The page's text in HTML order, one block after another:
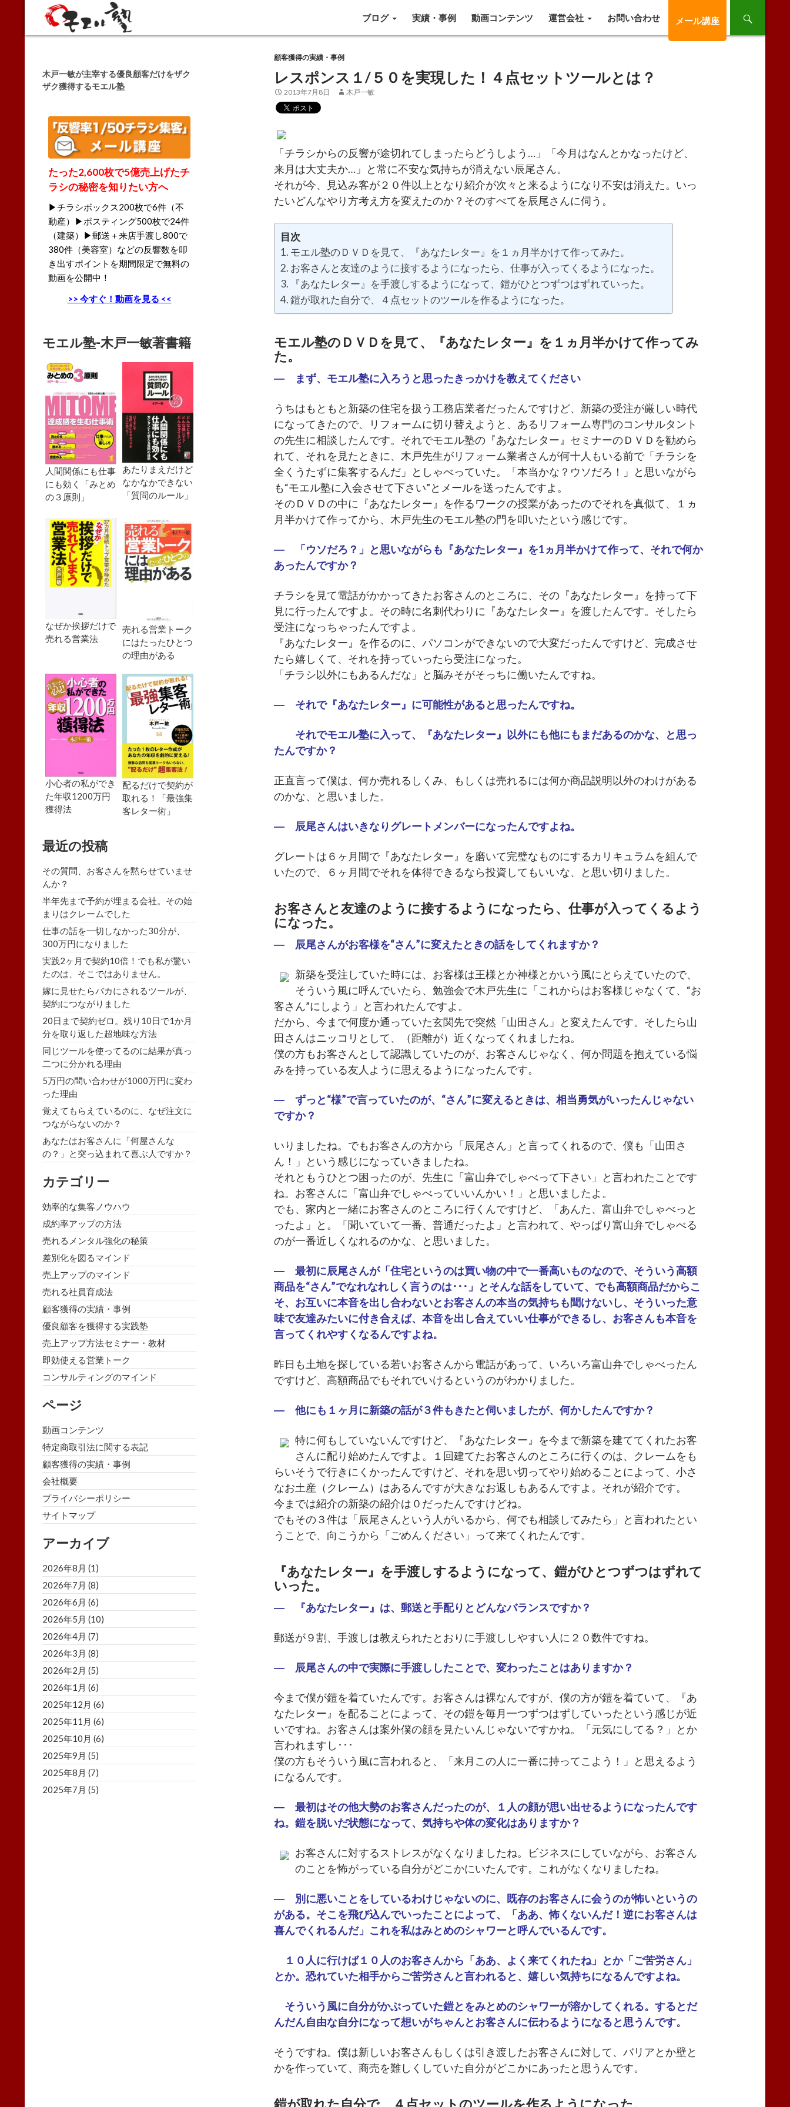
Search
ブログ
実績・事例 動画コンテンツ 運営会社 お問い合わせ メール講座
顧客獲得の実績・事例
レスポンス１/５０を実現した！４点セットツールとは？
2013年7月8日 木戸一敏
「チラシからの反響が途切れてしまったらどうしよう…」「今月はなんとかなったけど、
来月は大丈夫か…」と常に不安な気持ちが消えない辰尾さん。
それが今、見込み客が２０件以上となり紹介が次々と来るようになり不安は消えた。いっ
たいどんなやり方考え方を変えたのか？そのすべてを辰尾さんに伺う。
目次
モエル塾のＤＶＤを見て、『あなたレター』を１ヵ月半かけて作ってみた。
お客さんと友達のように接するようになったら、仕事が入ってくるようになった。
『あなたレター』を手渡しするようになって、鎧がひとつずつはずれていった。
鎧が取れた自分で、４点セットのツールを作るようになった。
モエル塾のＤＶＤを見て、『あなたレター』を１ヵ月半かけて作ってみ
た。
― まず、モエル塾に入ろうと思ったきっかけを教えてください
うちはもともと新築の住宅を扱う工務店業者だったんですけど、新築の受注が厳しい時代
になってきたので、リフォームに切り替えようと、あるリフォーム専門のコンサルタント
の先生に相談したんです。それでモエル塾の『あなたレター』セミナーのＤＶＤを勧めら
れて、それを見たときに、木戸先生がリフォーム業者さんが何十人もいる前で「チラシを
全くうたずに集客するんだ」としゃべっていた。「本当かな？ウソだろ！」と思いながら
も“モエル塾に入会させて下さい”とメールを送ったんですよ。
そのＤＶＤの中に『あなたレター』を作るワークの授業があったのでそれを真似て、１ヵ
月半かけて作ってから、木戸先生のモエル塾の門を叩いたという感じです。
― 「ウソだろ？」と思いながらも『あなたレター』を1ヵ月半かけて作って、それで何か
あったんですか？
チラシを見て電話がかかってきたお客さんのところに、その『あなたレター』を持って下
見に行ったんですよ。その時に名刺代わりに『あなたレター』を渡したんです。そしたら
受注になっちゃったんですよ。
『あなたレター』を作るのに、パソコンができないので大変だったんですけど、完成させ
たら嬉しくて、それを持っていったら受注になった。
「チラシ以外にもあるんだな」と脳みそがそっちに働いたんですね。
― それで『あなたレター』に可能性があると思ったんですね。
それでモエル塾に入って、『あなたレター』以外にも他にもまだあるのかな、と思っ
たんですか？
正直言って僕は、何か売れるしくみ、もしくは売れるには何か商品説明以外のわけがある
のかな、と思いました。
― 辰尾さんはいきなりグレートメンバーになったんですよね。
グレートは６ヶ月間で『あなたレター』を磨いて完璧なものにするカリキュラムを組んで
いたので、６ヶ月間でそれを体得できるなら投資してもいいな、と思い切りました。
お客さんと友達のように接するようになったら、仕事が入ってくるよう
になった。
― 辰尾さんがお客様を“さん”に変えたときの話をしてくれますか？
新築を受注していた時には、お客様は王様とか神様とかいう風にとらえていたので、
そういう風に呼んでいたら、勉強会で木戸先生に「これからはお客様じゃなくて、“お
客さん”にしよう」と言われたんですよ。
だから、今まで何度か通っていた玄関先で突然「山田さん」と変えたんです。そしたら山
田さんはニッコリとして、（距離が）近くなってくれましたね。
僕の方もお客さんとして認識していたのが、お客さんじゃなく、何か問題を抱えている悩
みを持っている友人ように思えるようになったんです。
― ずっと“様”で言っていたのが、“さん”に変えるときは、相当勇気がいったんじゃない
ですか？
いりましたね。でもお客さんの方から「辰尾さん」と言ってくれるので、僕も「山田さ
ん！」という感じになっていきましたね。
それともうひとつ困ったのが、先生に「富山弁でしゃべって下さい」と言われたことです
ね。お客さんに「富山弁でしゃべっていいんかい！」と思いましたよ。
でも、家内と一緒にお客さんのところに行くんですけど、「あんた、富山弁でしゃべっと
ったよ」と。「聞いていて一番、普通だったよ」と言われて、やっぱり富山弁でしゃべる
のが一番近しくなれるのかな、と思いました。
― 最初に辰尾さんが「住宅というのは買い物の中で一番高いものなので、そういう高額
商品を“さん”でなれなれしく言うのは･･･」とそんな話をしていて、でも高額商品だからこ
そ、お互いに本音を出し合わないとお客さんの本当の気持ちも聞けないし、そういった意
味で友達みたいに付き合えば、本音を出し合えていい仕事ができるし、お客さんも本音を
言ってくれやすくなるんですよね。
昨日も土地を探している若いお客さんから電話があって、いろいろ富山弁でしゃべったん
ですけど、高額商品でもそれでいけるというのがわかりました。
― 他にも１ヶ月に新築の話が３件もきたと伺いましたが、何かしたんですか？
特に何もしていないんですけど、『あなたレター』を今まで新築を建ててくれたお客
さんに配り始めたんですよ。１回建てたお客さんのところに行くのは、クレームをも
らいそうで行きにくかったんですけど、それを思い切ってやり始めることによって、小さ
なお土産（クレーム）はあるんですが大きなお返しもあるんですよ。それが紹介です。
今までは紹介の新築の紹介は０だったんですけどね。
でもその３件は「辰尾さんという人がいるから、何でも相談してみたら」と言われたとい
うことで、向こうから「ごめんください」って来てくれたんです。
『あなたレター』を手渡しするようになって、鎧がひとつずつはずれて
いった。
― 『あなたレター』は、郵送と手配りとどんなバランスですか？
郵送が９割、手渡しは教えられたとおりに手渡ししやすい人に２０数件ですね。
― 辰尾さんの中で実際に手渡ししたことで、変わったことはありますか？
今まで僕が鎧を着ていたんです。お客さんは裸なんですが、僕の方が鎧を着ていて、『あ
なたレター』を配ることによって、その鎧を毎月一つずつはずしていったという感じが近
いですね。お客さんは案外僕の顔を見たいんじゃないですかね。「元気にしてる？」とか
言われますし･･･
僕の方もそういう風に言われると、「来月この人に一番に持ってこよう！」と思えるよう
になるんです。
― 最初はその他大勢のお客さんだったのが、１人の顔が思い出せるようになったんです
ね。鎧を脱いだ状態になって、気持ちや体の変化はありますか？
お客さんに対するストレスがなくなりましたね。ビジネスにしていながら、お客さん
のことを怖がっている自分がどこかにいたんです。これがなくなりましたね。
― 別に悪いことをしているわけじゃないのに、既存のお客さんに会うのが怖いというの
がある。そこを飛び込んでいったことによって、「ああ、怖くないんだ！逆にお客さんは
喜んでくれるんだ」これを私はみとめのシャワーと呼んでいるんです。
１０人に行けば１０人のお客さんから「ああ、よく来てくれたね」とか「ご苦労さん」
とか。恐れていた相手からご苦労さんと言われると、嬉しい気持ちになるんですよね。
そういう風に自分がかぶっていた鎧とをみとめのシャワーが溶かしてくれる。するとだ
んだん自由な自分になって想いがちゃんとお客さんに伝わるようになると思うんです。
そうですね。僕は新しいお客さんもしくは引き渡したお客さんに対して、バリアとか壁と
かを作っていて、商売を難しくしていた自分がどこかにあったと思うんです。
鎧が取れた自分で、４点セットのツールを作るようになった。
木戸一敏が主宰する優良顧客だけをザク
ザク獲得するモエル塾
たった2,600枚で5億売上げたチ
ラシの秘密を知りたい方へ
▶チラシボックス200枚で6件（不
動産）▶ポスティング500枚で24件
（建築）▶郵送＋来店手渡し800で
380件（美容室）などの反響数を叩
き出すポイントを期間限定で無料の
動画を公開中！
>> 今すぐ！動画を見る <<
モエル塾-木戸一敏著書籍
人間関係にも仕事
にも効く「みとめ
の３原則」
あたりまえだけど
なかなかできない
「質問のルール」
なぜか挨拶だけで
売れる営業法
売れる営業トーク
にはたったひとつ
の理由がある
小心者の私ができ
た年収1200万円
獲得法
配るだけで契約が
取れる！「最強集
客レター術」
最近の投稿
その質問、お客さんを黙らせていませ
んか？
半年先まで予約が埋まる会社。その始
まりはクレームでした
仕事の話を一切しなかった30分が、
300万円になりました
実践2ヶ月で契約10倍！でも私が驚い
たのは、そこではありません。
嫁に見せたらバカにされるツールが、
契約につながりました
20日まで契約ゼロ。残り10日で1か月
分を取り返した超地味な方法
同じツールを使ってるのに結果が真っ
二つに分かれる理由
5万円の問い合わせが1000万円に変わ
った理由
覚えてもらえているのに、なぜ注文に
つながらないのか？
あなたはお客さんに「何屋さんな
の？」と突っ込まれて喜ぶ人ですか？
カテゴリー
効率的な集客ノウハウ
成約率アップの方法
売れるメンタル強化の秘策
差別化を図るマインド
売上アップのマインド
売れる社員育成法
顧客獲得の実績・事例
優良顧客を獲得する実践塾
売上アップ方法セミナー・教材
即効使える営業トーク
コンサルティングのマインド
ページ
動画コンテンツ
特定商取引法に関する表記
顧客獲得の実績・事例
会社概要
プライバシーポリシー
サイトマップ
アーカイブ
2026年8月 (1)
2026年7月 (8)
2026年6月 (6)
2026年5月 (10)
2026年4月 (7)
2026年3月 (8)
2026年2月 (5)
2026年1月 (6)
2025年12月 (6)
2025年11月 (6)
2025年10月 (6)
2025年9月 (5)
2025年8月 (7)
2025年7月 (5)